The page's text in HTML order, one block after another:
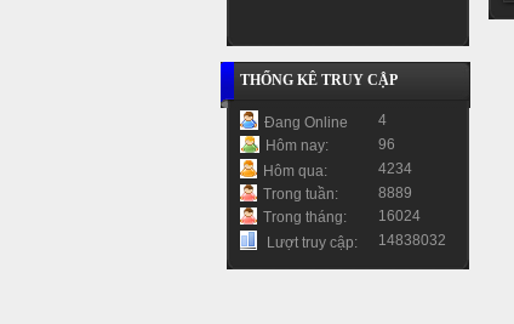
THỐNG KÊ TRUY CẬP
Đang Online
4
Hôm nay:
96
Hôm qua:
4234
Trong tuần:
8889
Trong tháng:
16024
Lượt truy cập:
14838032